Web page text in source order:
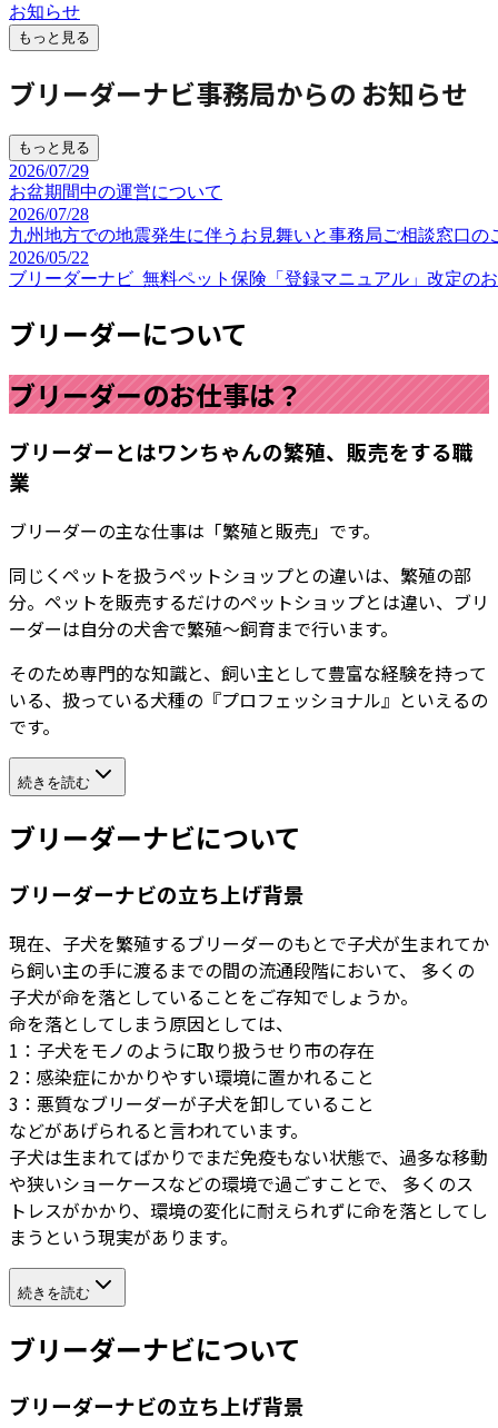
お知らせ
もっと見る
ブリーダーナビ事務局からの お知らせ
もっと見る
2026/07/29
お盆期間中の運営について
2026/07/28
九州地方での地震発生に伴うお見舞いと事務局ご相談窓口の
2026/05/22
ブリーダーナビ_無料ペット保険「登録マニュアル」改定の
ブリーダーについて
ブリーダーのお仕事は？
ブリーダーとはワンちゃんの繁殖、販売をする職
業
ブリーダーの主な仕事は「繁殖と販売」です。
同じくペットを扱うペットショップとの違いは、繁殖の部
分。ペットを販売するだけのペットショップとは違い、ブリ
ーダーは自分の犬舎で繁殖～飼育まで行います。
そのため専門的な知識と、飼い主として豊富な経験を持って
いる、扱っている犬種の『プロフェッショナル』といえるの
です。
続きを読む
ブリーダーナビについて
ブリーダーナビの立ち上げ背景
現在、子犬を繁殖するブリーダーのもとで子犬が生まれてか
ら飼い主の手に渡るまでの間の流通段階において、 多くの
子犬が命を落としていることをご存知でしょうか。
命を落としてしまう原因としては、
1：子犬をモノのように取り扱うせり市の存在
2：感染症にかかりやすい環境に置かれること
3：悪質なブリーダーが子犬を卸していること
などがあげられると言われています。
子犬は生まれてばかりでまだ免疫もない状態で、過多な移動
や狭いショーケースなどの環境で過ごすことで、 多くのス
トレスがかかり、環境の変化に耐えられずに命を落としてし
まうという現実があります。
続きを読む
ブリーダーナビについて
ブリーダーナビの立ち上げ背景